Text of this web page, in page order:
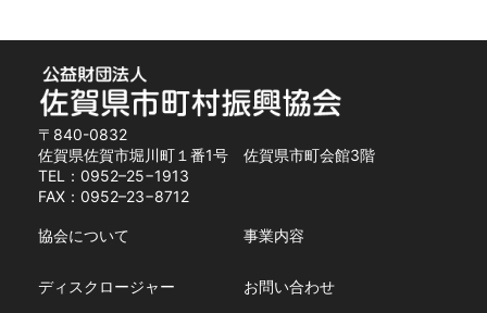
〒840-0832
佐賀県佐賀市堀川町１番1号 佐賀県市町会館3階
TEL：0952–25−1913
FAX：0952–23−8712
協会について 事業内容
ディスクロージャー お問い合わせ